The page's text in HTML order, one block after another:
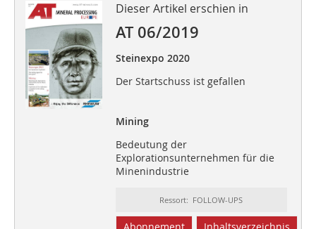
Dieser Artikel erschien in
AT 06/2019
Steinexpo 2020
Der Startschuss ist gefallen
Mining
Bedeutung der
Explorationsunternehmen für die
Minenindustrie
Ressort: FOLLOW-UPS